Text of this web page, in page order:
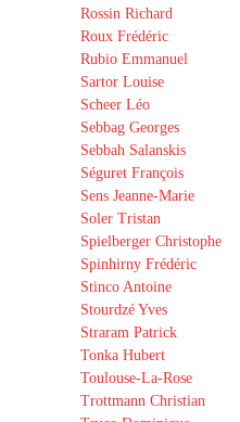
Rossin Richard
Roux Frédéric
Rubio Emmanuel
Sartor Louise
Scheer Léo
Sebbag Georges
Sebbah Salanskis
Séguret François
Sens Jeanne-Marie
Soler Tristan
Spielberger Christophe
Spinhirny Frédéric
Stinco Antoine
Stourdzé Yves
Straram Patrick
Tonka Hubert
Toulouse-La-Rose
Trottmann Christian